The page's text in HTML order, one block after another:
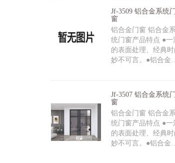
Jf-3509 铝合金系统门
窗
铝合金门窗 铝合金系
统门窗产品特点 ●一
的表面处理、经典时
妙不可言。●铝合金…
Jf-3507 铝合金系统门
窗
铝合金门窗 铝合金系
统门窗产品特点 ●一
的表面处理、经典时
妙不可言。●铝合金…